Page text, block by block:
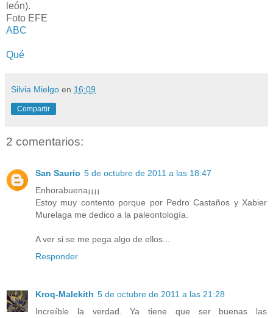
león).
Foto EFE
ABC
Qué
Silvia Mielgo en 16:09
Compartir
2 comentarios:
San Saurio 5 de octubre de 2011 a las 18:47
Enhorabuena¡¡¡¡
Estoy muy contento porque por Pedro Castaños y Xabier
Murelaga me dedico a la paleontología.
A ver si se me pega algo de ellos...
Responder
Kroq-Malekith 5 de octubre de 2011 a las 21:28
Increíble la verdad. Ya tiene que ser buenas las